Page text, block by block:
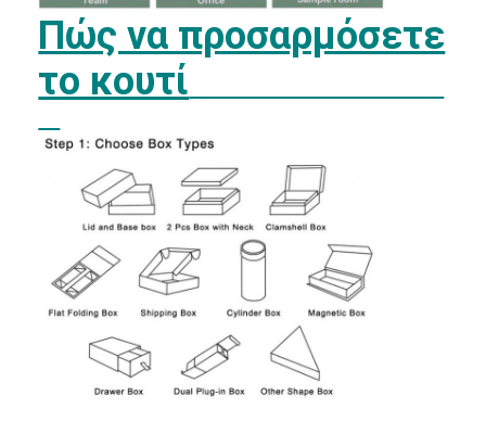
Πώς να προσαρμόσετε
το κουτί